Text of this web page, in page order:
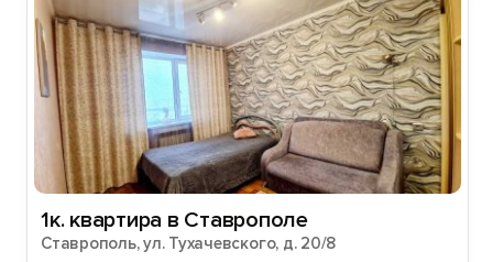
1к. квартира в Ставрополе
Ставрополь, ул. Тухачевского, д. 20/8